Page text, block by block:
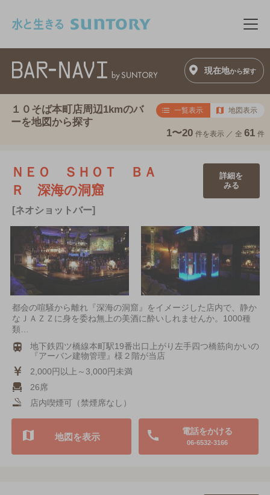
メ
現在地から探す
１０そば本町店周辺1kmのバ
ーを地図から探す
一覧表示 地図表示
1〜20 件を表示 ／ 全 61 件
ＮＥＯ ＳＨＯＴ ＢＡ
Ｒ 深海の洞窟
[ネオショットバー]
詳細を
みる
都会の喧騒から離れ『深海の洞窟』をイメージした店内で、静か
なＪＡＺＺに身を委ね無上の美酒に酔いしれませんか。1000種
類…
地下鉄四ツ橋線本町駅19番出口上がり左手四つ橋筋向かいの
『アーバン建物管理』様２階が当店
2,000円以上～3,000円未満
26席
店内喫煙可（禁煙席なし）
電話をかける
06-6532-3166
地図を表示